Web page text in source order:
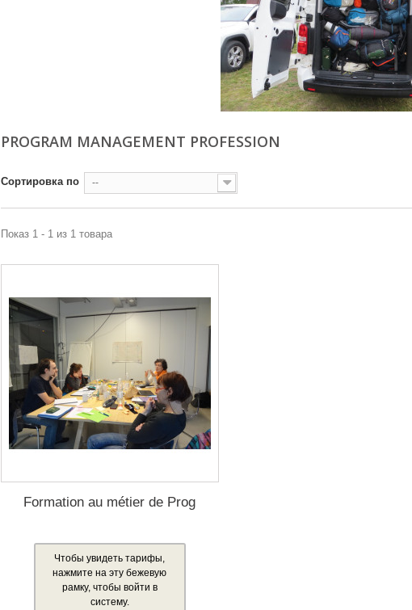
PROGRAM MANAGEMENT PROFESSION
Сортировка по --
Показ 1 - 1 из 1 товара
Formation au métier de Prog
Чтобы увидеть тарифы,
нажмите на эту бежевую
рамку, чтобы войти в
систему.